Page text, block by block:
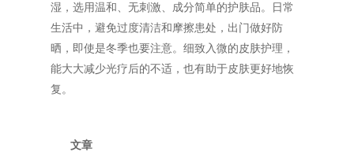
湿，选用温和、无刺激、成分简单的护肤品。日常
生活中，避免过度清洁和摩擦患处，出门做好防
晒，即使是冬季也要注意。细致入微的皮肤护理，
能大大减少光疗后的不适，也有助于皮肤更好地恢
复。
文章